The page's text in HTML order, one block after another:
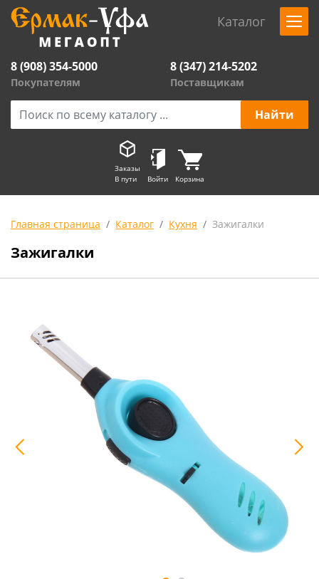
Каталог
8 (908) 354-5000
Покупателям
8 (347) 214-5202
Поставщикам
Заказы
В пути
Войти Корзина
Главная страница Каталог Кухня Зажигалки
Зажигалки